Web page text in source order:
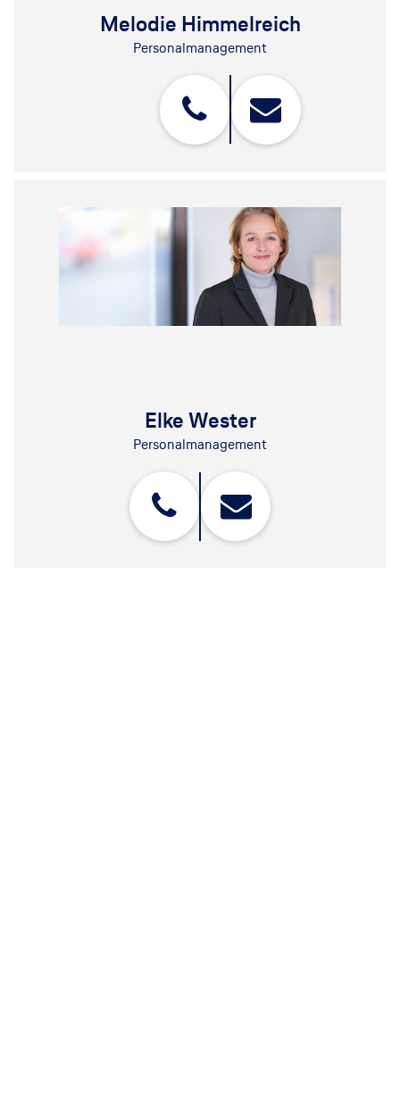
Melodie Himmelreich
Personalmanagement
Elke Wester
Personalmanagement